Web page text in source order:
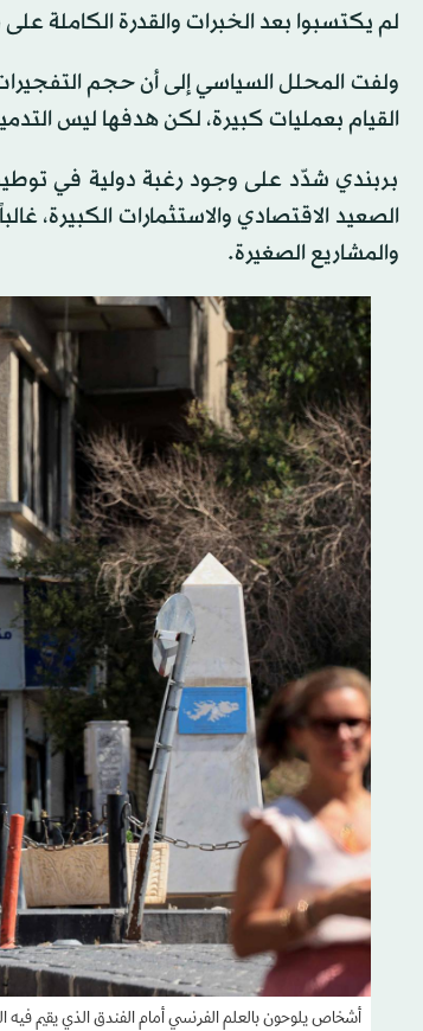
لم يكتسبوا بعد الخبرات والقدرة الكاملة
ولفت المحلل السياسي إلى أن حجم التفجيرات
القيام بعمليات كبيرة، لكن هدفها ليس
بربندي شدّد على وجود رغبة دولية في توطيد
الصعيد الاقتصادي والاستثمارات الكبيرة،
والمشاريع الصغيرة.
أشخاص يلوحون بالعلم الفرنسي أمام الفندق الذي يقيم